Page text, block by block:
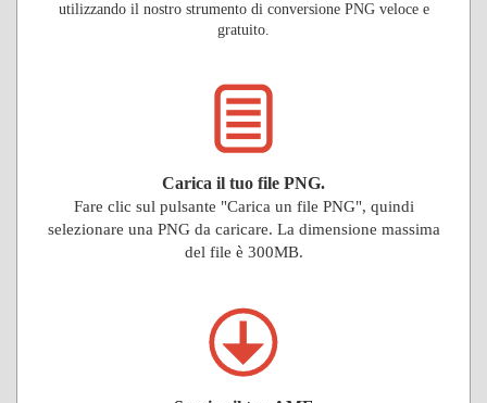
utilizzando il nostro strumento di conversione PNG veloce e
gratuito.
Carica il tuo file PNG.
Fare clic sul pulsante "Carica un file PNG", quindi
selezionare una PNG da caricare. La dimensione massima
del file è 300MB.